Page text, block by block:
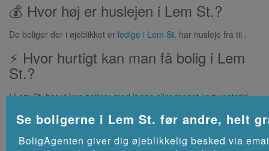
💰 Hvor høj er huslejen i Lem St.?
De boliger der i øjeblikket er ledige i Lem St. har husleje fra til .
⚡ Hvor hurtigt kan man få bolig i Lem
St.?
I Lem St. har vi kunboliger med ingen eller meget kort ventetid,
måneder.
Se boligerne i Lem St. før andre, helt
BoligAgenten giver dig øjeblikkelig besked via